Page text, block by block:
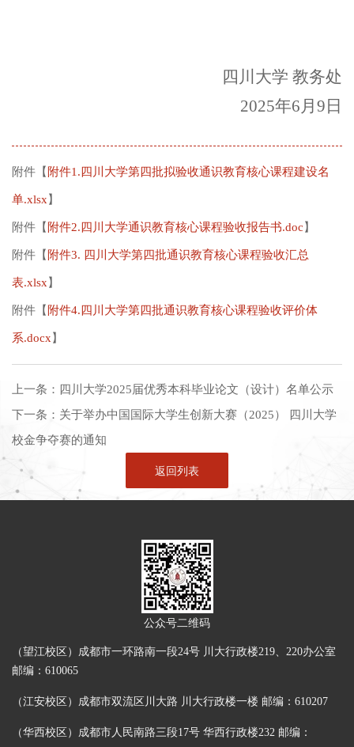
四川大学 教务处
2025年6月9日
附件【 附件1.四川大学第四批拟验收通识教育核心课程建设名
单.xlsx 】
附件【 附件2.四川大学通识教育核心课程验收报告书.doc 】
附件【 附件3. 四川大学第四批通识教育核心课程验收汇总
表.xlsx 】
附件【 附件4.四川大学第四批通识教育核心课程验收评价体
系.docx 】
上一条： 四川大学2025届优秀本科毕业论文（设计）名单公示
下一条： 关于举办中国国际大学生创新大赛（2025） 四川大学
校金争夺赛的通知
返回列表
公众号二维码
（望江校区）成都市一环路南一段24号 川大行政楼219、220办公室
邮编：610065
（江安校区）成都市双流区川大路 川大行政楼一楼 邮编：610207
（华西校区）成都市人民南路三段17号 华西行政楼232 邮编：